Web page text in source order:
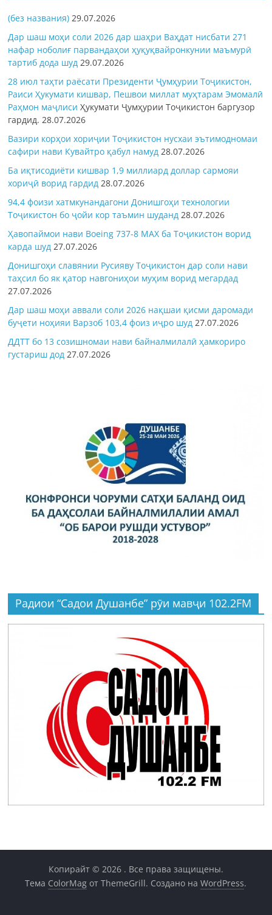
(без названия) 29.07.2026
Дар шаш моҳи соли 2026 дар шаҳри Ваҳдат нисбати 271
нафар ноболиғ парвандаҳои ҳуқуқвайронкунии маъмурӣ
тартиб дода шуд 29.07.2026
28 июл таҳти раёсати Президенти Ҷумҳурии Тоҷикистон,
Раиси Ҳукумати кишвар, Пешвои миллат муҳтарам Эмомалӣ
Раҳмон маҷлисиҲукумати Ҷумҳурии Тоҷикистон баргузор
гардид.28.07.2026
Вазири корҳои хориҷии Тоҷикистон нусхаи эътимодномаи
сафири нави Кувайтро қабул намуд 28.07.2026
Ба иқтисодиёти кишвар 1,9 миллиард доллар сармояи
хориҷӣ ворид гардид 28.07.2026
94,4 фоизи хатмкунандагони Донишгоҳи технологии
Тоҷикистон бо ҷойи кор таъмин шуданд 28.07.2026
Ҳавопаймои нави Boeing 737-8 MAX ба Тоҷикистон ворид
карда шуд 27.07.2026
Донишгоҳи славянии Русияву Тоҷикистон дар соли нави
таҳсил бо як қатор навгониҳои муҳим ворид мегардад
27.07.2026
Дар шаш моҳи аввали соли 2026 нақшаи қисми даромади
буҷети ноҳияи Варзоб 103,4 фоиз иҷро шуд 27.07.2026
ДДТТ бо 13 созишномаи нави байналмилалӣ ҳамкориро
густариш дод 27.07.2026
Радиои “Садои Душанбе” рӯи мавҷи 102.2FM
Копирайт © 2026 . Все права защищены.
Тема ColorMag от ThemeGrill. Создано наWordPress.